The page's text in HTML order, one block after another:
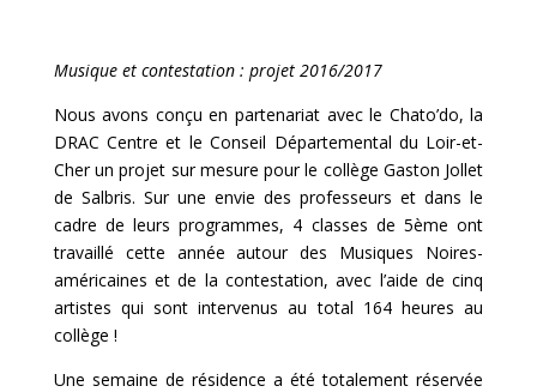
Musique et contestation : projet 2016/2017
Nous avons conçu en partenariat avec le Chato’do, la
DRAC Centre et le Conseil Départemental du Loir-et-
Cher un projet sur mesure pour le collège Gaston Jollet
de Salbris. Sur une envie des professeurs et dans le
cadre de leurs programmes, 4 classes de 5ème ont
travaillé cette année autour des Musiques Noires-
américaines et de la contestation, avec l’aide de cinq
artistes qui sont intervenus au total 164 heures au
collège !
Une semaine de résidence a été totalement réservée